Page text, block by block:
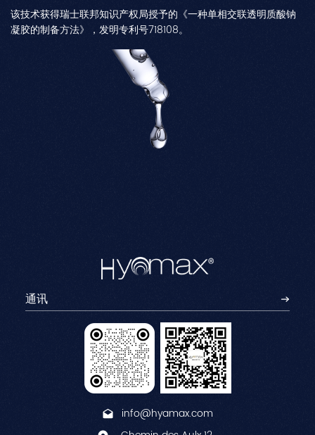
该技术获得瑞士联邦知识产权局授予的《一种单相交联透明质酸钠
凝胶的制备方法》，发明专利号718108。
info@hyamax.com